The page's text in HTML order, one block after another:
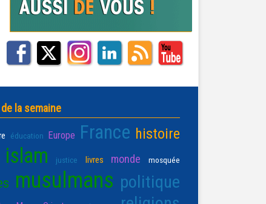
la semaine
éducation Europe France histoire
islam justice livres monde mosquée
musulmans politique